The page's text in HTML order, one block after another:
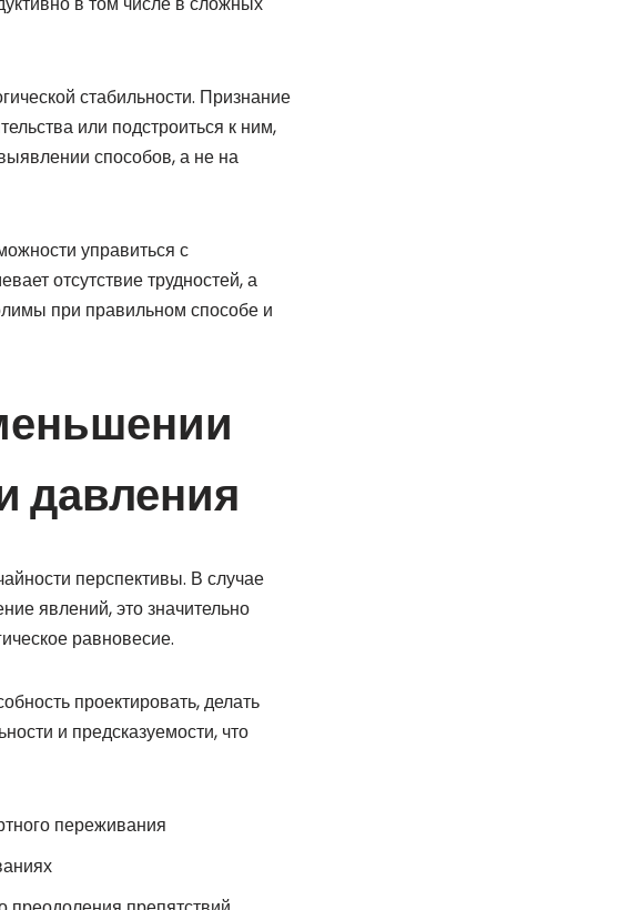
стабильности. Признание
или подстроиться к ним,
способов, а не на
управиться с
отсутствие трудностей, а
при правильном способе и
давления
перспективы. В случае
явлений, это значительно
равновесие.
проектировать, делать
и предсказуемости, что
переживания